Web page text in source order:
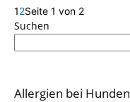
12Seite 1 von 2
Suchen
Allergien bei Hunden